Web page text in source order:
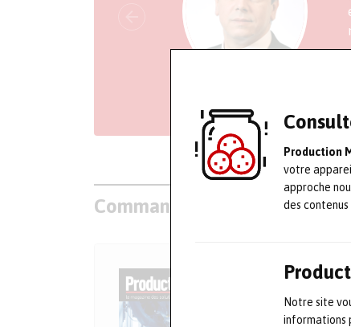
Production
votre
approche
des
Notre site
informations
Commander un numéro